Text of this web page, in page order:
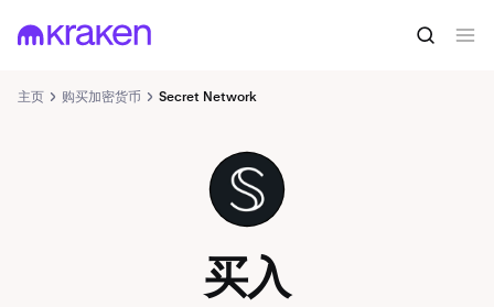
主页 购买加密货币 Secret Network
SCRT
买入